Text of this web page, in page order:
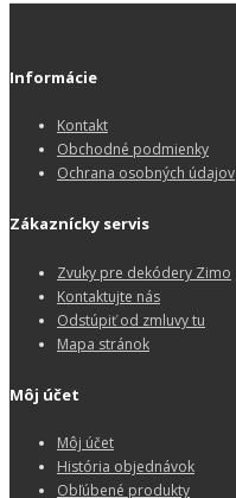
Informácie
Kontakt
Obchodné podmienky
Ochrana osobných údajov
Zákaznícky servis
Zvuky pre dekódery Zimo
Kontaktujte nás
Odstúpiť od zmluvy tu
Mapa stránok
Môj účet
Môj účet
História objednávok
Obľúbené produkty